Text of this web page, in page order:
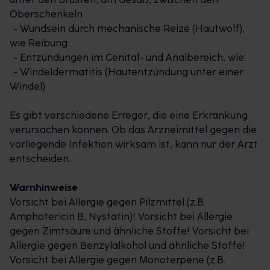
· Softformel für schmerzfreies Auftragen
WAS IS NYASTIN?
Der Wirkstoff Nystatin dient zur Vorbeugung und
Behandlung von Infektionen der Haut mit
Hefepilzen wie Candida albicans. Nystatin lagert
sich an die Zellwände der Pilze an und durchlöchert
Pilze weiter vermehren, und tötet sie ab. Nystatin ist
gut verträglich, auch bei Babys und Kleinkindern, da
es nicht in den Körper aufgenommen (resorbiert)
wird. Es gibt keine Hinweise auf Resistenzbildung.
WAS IST ZINKOXID?
Der bewährte Wirkstoff Zinkoxid trocknet wunde,
entzündete Haut ab, hemmt die Entzündung und
lindert den Juckreiz. Dabei wir die Bildung von
neuem Hautgewebe und damit die Wundheilung
gefördert während die Vermehrung von Bakterien
Oberschenkeln
- Wundsein durch mechanische Reize (Hautwolf),
wie Reibung
- Entzündungen im Genital- und Analbereich, wie:
- Windeldermatitis (Hautentzündung unter einer
Windel)
Es gibt verschiedene Erreger, die eine Erkrankung
verursachen können. Ob das Arzneimittel gegen die
vorliegende Infektion wirksam ist, kann nur der Arzt
entscheiden.
Warnhinweise
Vorsicht bei Allergie gegen Pilzmittel (z.B.
Amphotericin B, Nystatin)! Vorsicht bei Allergie
gegen Zimtsäure und ähnliche Stoffe! Vorsicht bei
Allergie gegen Benzylalkohol und ähnliche Stoffe!
Vorsicht bei Allergie gegen Monoterpene (z.B.